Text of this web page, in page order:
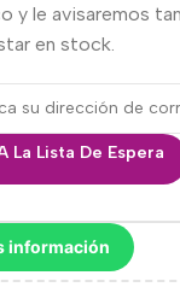
y le avisaremos
en stock.
La Lista De Espera
información